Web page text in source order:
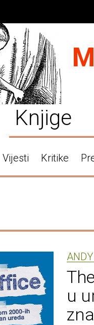
Knjige
Vijesti Kritike
u